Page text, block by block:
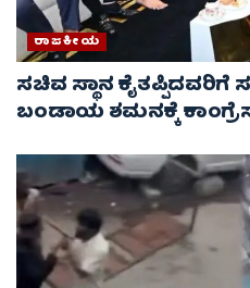
ರಾಜಕೀಯ
ಸಚಿವ ಸ್ಥಾನ
ಬಂಡಾಯ ಶಮನಕ್ಕೆ